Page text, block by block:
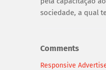
sociedade, a qual
Comments
Responsive